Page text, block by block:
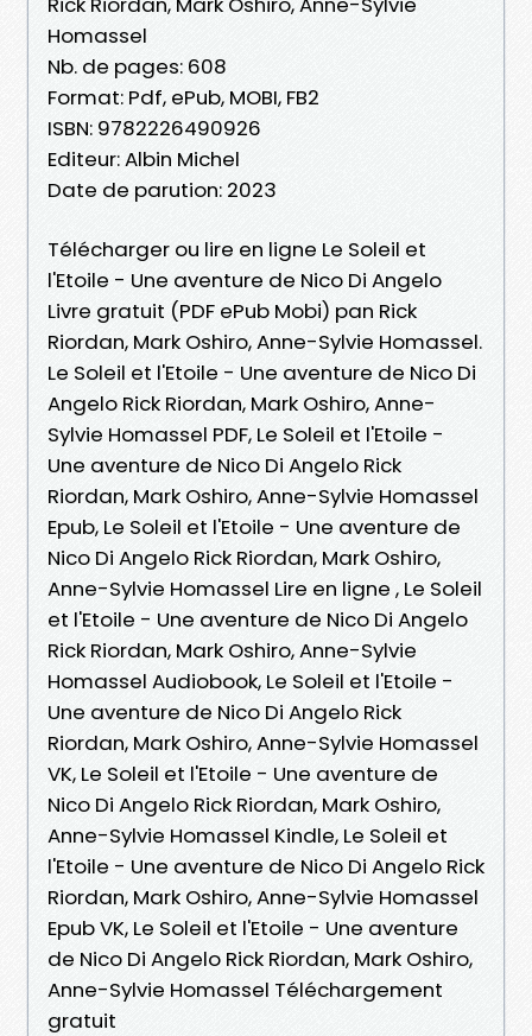
Homassel
Nb. de pages: 608
Format: Pdf, ePub, MOBI, FB2
ISBN: 9782226490926
Editeur: Albin Michel
Date de parution: 2023
Télécharger ou lire en ligne Le Soleil et
l'Etoile - Une aventure de Nico Di Angelo
Livre gratuit (PDF ePub Mobi) pan Rick
Riordan, Mark Oshiro, Anne-Sylvie Homassel.
Le Soleil et l'Etoile - Une aventure de Nico Di
Angelo Rick Riordan, Mark Oshiro, Anne-
Sylvie Homassel PDF, Le Soleil et l'Etoile -
Une aventure de Nico Di Angelo Rick
Riordan, Mark Oshiro, Anne-Sylvie Homassel
Epub, Le Soleil et l'Etoile - Une aventure de
Nico Di Angelo Rick Riordan, Mark Oshiro,
Anne-Sylvie Homassel Lire en ligne , Le Soleil
et l'Etoile - Une aventure de Nico Di Angelo
Rick Riordan, Mark Oshiro, Anne-Sylvie
Homassel Audiobook, Le Soleil et l'Etoile -
Une aventure de Nico Di Angelo Rick
Riordan, Mark Oshiro, Anne-Sylvie Homassel
VK, Le Soleil et l'Etoile - Une aventure de
Nico Di Angelo Rick Riordan, Mark Oshiro,
Anne-Sylvie Homassel Kindle, Le Soleil et
l'Etoile - Une aventure de Nico Di Angelo Rick
Riordan, Mark Oshiro, Anne-Sylvie Homassel
Epub VK, Le Soleil et l'Etoile - Une aventure
de Nico Di Angelo Rick Riordan, Mark Oshiro,
Anne-Sylvie Homassel Téléchargement
gratuit